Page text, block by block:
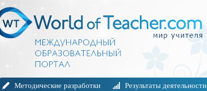
Методические разработки Результаты деятельности